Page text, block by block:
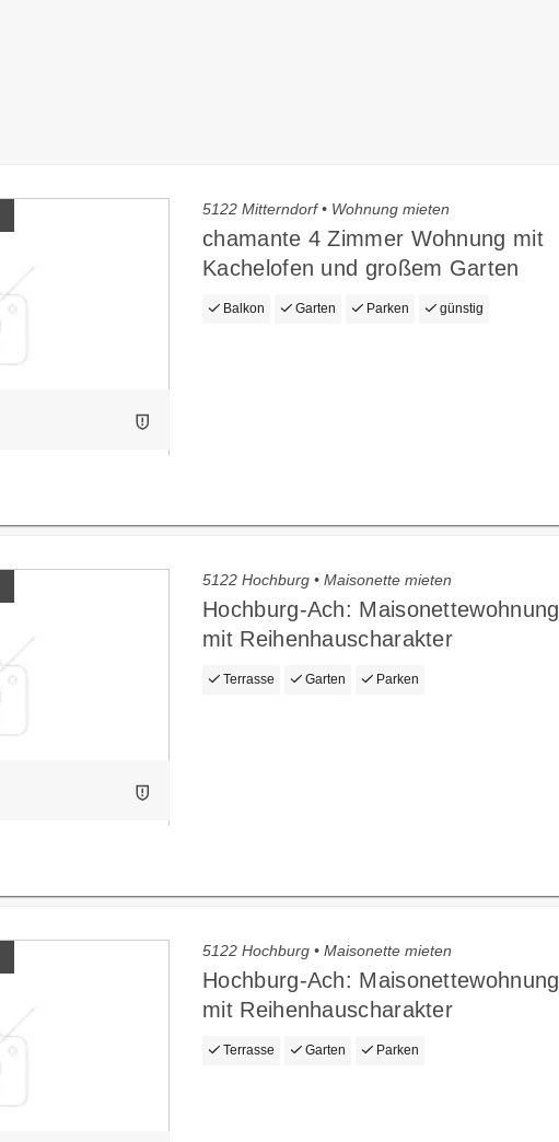
5122 Mitterndorf • Wohnung mieten
chamante 4 Zimmer Wohnung mit
Kachelofen und großem Garten
Balkon Garten Parken günstig
5122 Hochburg • Maisonette mieten
Hochburg-Ach: Maisonettewohnung
mit Reihenhauscharakter
Terrasse Garten Parken
5122 Hochburg • Maisonette mieten
Hochburg-Ach: Maisonettewohnung
mit Reihenhauscharakter
Terrasse Garten Parken